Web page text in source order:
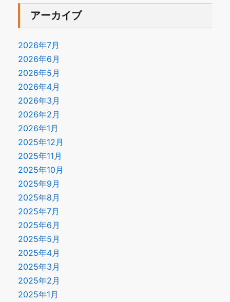
アーカイブ
2026年7月
2026年6月
2026年5月
2026年4月
2026年3月
2026年2月
2026年1月
2025年12月
2025年11月
2025年10月
2025年9月
2025年8月
2025年7月
2025年6月
2025年5月
2025年4月
2025年3月
2025年2月
2025年1月